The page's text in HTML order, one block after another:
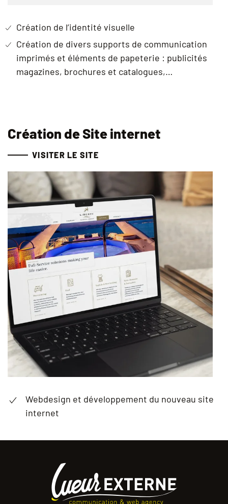
Création de l’identité visuelle
Création de divers supports de communication
imprimés et éléments de papeterie : publicités
magazines, brochures et catalogues,…
Création de Site internet
VISITER LE SITE
Webdesign et développement du nouveau site
internet